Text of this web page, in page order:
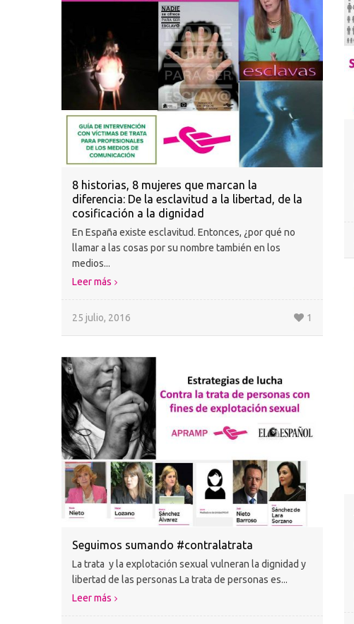
8 historias, 8 mujeres que marcan la
diferencia: De la esclavitud a la libertad, de la
cosificación a la dignidad
En España existe esclavitud. Entonces, ¿por qué no
llamar a las cosas por su nombre también en los
medios...
Leer más
25 julio, 2016 1
Seguimos sumando #contralatrata
La trata y la explotación sexual vulneran la dignidad y
libertad de las personas La trata de personas es...
Leer más